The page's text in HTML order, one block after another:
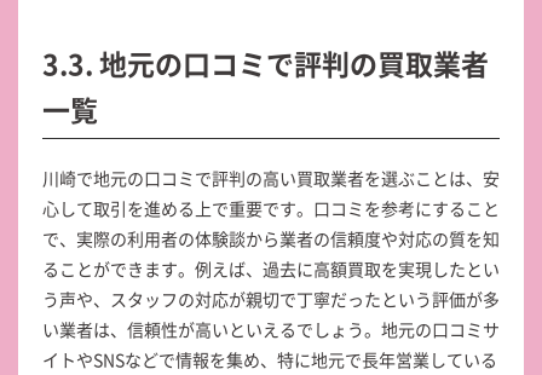
3.3. 地元の口コミで評判の買取業者
一覧
川崎で地元の口コミで評判の高い買取業者を選ぶことは、安
心して取引を進める上で重要です。口コミを参考にすること
で、実際の利用者の体験談から業者の信頼度や対応の質を知
ることができます。例えば、過去に高額買取を実現したとい
う声や、スタッフの対応が親切で丁寧だったという評価が多
い業者は、信頼性が高いといえるでしょう。地元の口コミサ
イトやSNSなどで情報を集め、特に地元で長年営業している